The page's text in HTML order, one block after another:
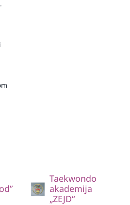
Taekwondo
akademija
„ZEJD“